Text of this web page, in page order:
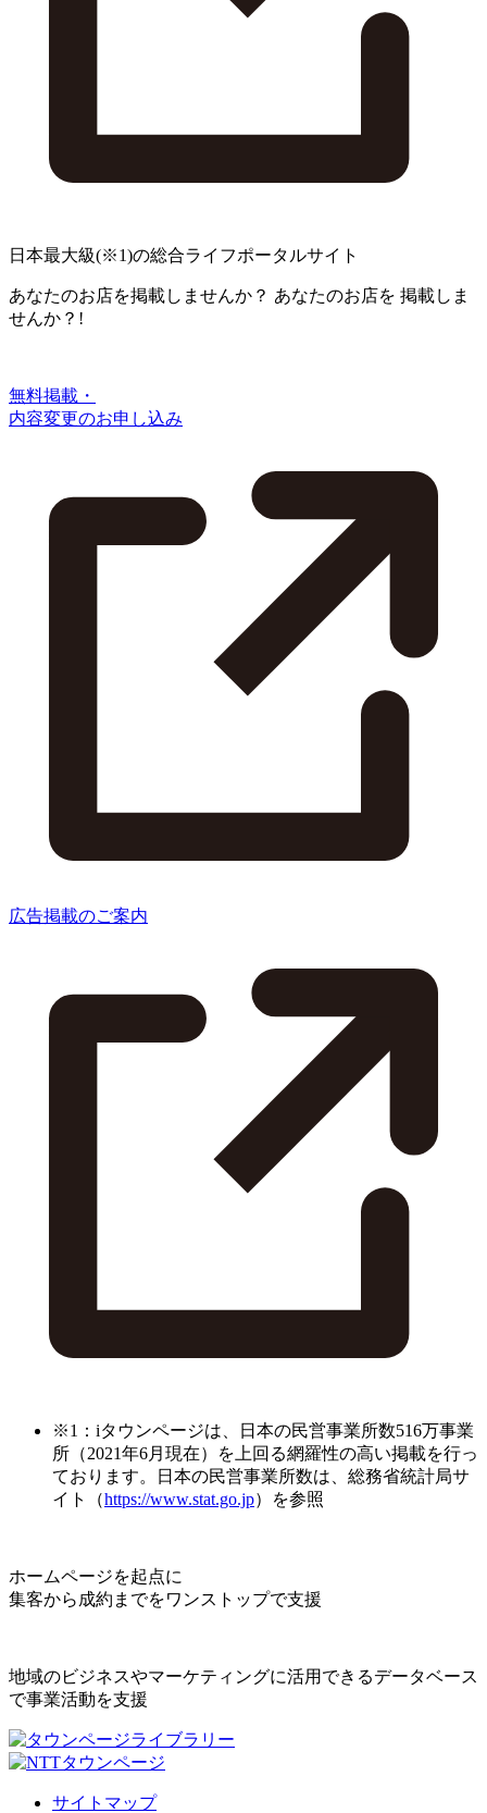
日本最大級(※1)の総合ライフポータルサイト
あなたのお店を掲載しませんか？ あなたのお店を 掲載しま
せんか？!
無料掲載・
内容変更のお申し込み
広告掲載のご案内
※1：iタウンページは、日本の民営事業所数516万事業
所（2021年6月現在）を上回る網羅性の高い掲載を行っ
ております。日本の民営事業所数は、総務省統計局サ
イト（https://www.stat.go.jp）を参照
ホームページを起点に
集客から成約までをワンストップで支援
地域のビジネスやマーケティングに活用できるデータベース
で事業活動を支援
サイトマップ